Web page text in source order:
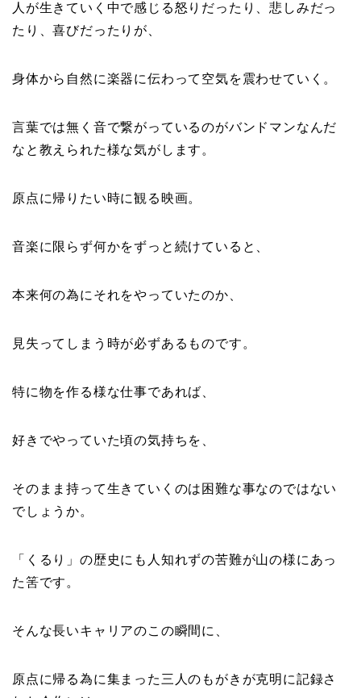
人が生きていく中で感じる怒りだったり、悲しみだっ
たり、喜びだったりが、
身体から自然に楽器に伝わって空気を震わせていく。
言葉では無く音で繋がっているのがバンドマンなんだ
なと教えられた様な気がします。
原点に帰りたい時に観る映画。
音楽に限らず何かをずっと続けていると、
本来何の為にそれをやっていたのか、
見失ってしまう時が必ずあるものです。
特に物を作る様な仕事であれば、
好きでやっていた頃の気持ちを、
そのまま持って生きていくのは困難な事なのではない
でしょうか。
「くるり」の歴史にも人知れずの苦難が山の様にあっ
た筈です。
そんな長いキャリアのこの瞬間に、
原点に帰る為に集まった三人のもがきが克明に記録さ